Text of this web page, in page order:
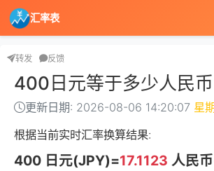
汇率表
转发 反馈
400日元等于多少人民币
更新日期: 2026-08-06 14:20:07 星
根据当前实时汇率换算结果:
400 日元(JPY)=17.1123 人民